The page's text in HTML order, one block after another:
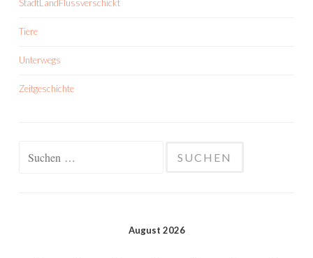
StadtLandFlussverschickt
Tiere
Unterwegs
Zeitgeschichte
August 2026